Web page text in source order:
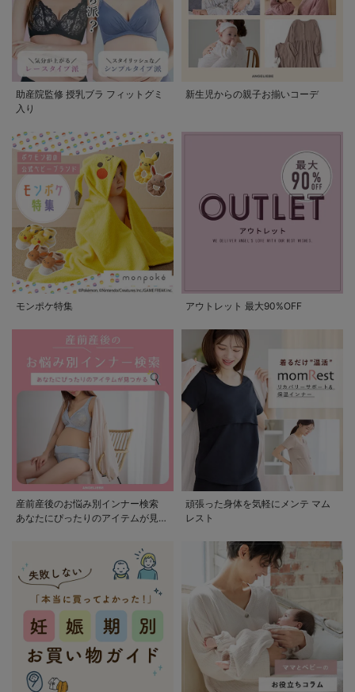
助産院監修 授乳ブラ フィットグミ
入り
新生児からの親子お揃いコーデ
モンポケ特集 アウトレット 最大90%OFF
産前産後のお悩み別インナー検索
あなたにぴったりのアイテムが見つ
頑張った身体を気軽にメンテ マム
レスト